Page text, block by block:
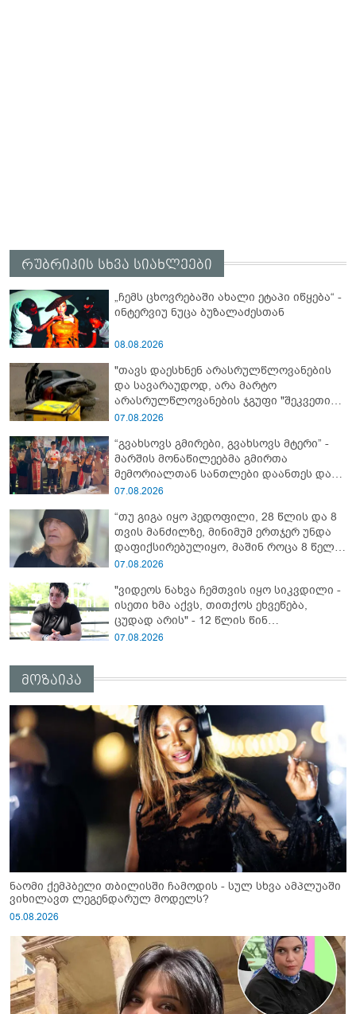
რუბრიკის სხვა სიახლეები
„ჩემს ცხოვრებაში ახალი ეტაპი იწყება“ -
ინტერვიუ ნუცა ბუზალაძესთან
08.08.2026
"თავს დაესხნენ არასრულწლოვანების
და სავარაუდოდ, არა მარტო
არასრულწლოვანების ჯგუფი "შეკვეთის
მიტანისას, "გლოვოს" კურიერია
ადვოკატი?
07.08.2026
“გვახსოვს გმირები, გვახსოვს მტერი” -
მარშის მონაწილეებმა გმირთა
მემორიალთან სანთლები დაანთეს და
გმირების ხსოვნას პატივი მიაგეს
07.08.2026
“თუ გიგა იყო პედოფილი, 28 წლის და 8
თვის მანძილზე, მინიმუმ ერთჯერ უნდა
დაფიქსირებულიყო, მაშინ როცა 8 წელი
ამზადებდა მოსწავლეებს! - იპოვონ ერთი
ავიწროებდა” - ეკა კუპატაძე
07.08.2026
"ვიდეოს ნახვა ჩემთვის იყო სიკვდილი -
ისეთი ხმა აქვს, თითქოს ეხვეწება,
ცუდად არის" - 12 წლის წინ
გაუჩინარებული ბიჭის დედა
07.08.2026
მოზაიკა
ნაომი ქემპბელი თბილისში ჩამოდის - სულ სხვა ამპლუაში
ვიხილავთ ლეგენდარულ მოდელს?
05.08.2026